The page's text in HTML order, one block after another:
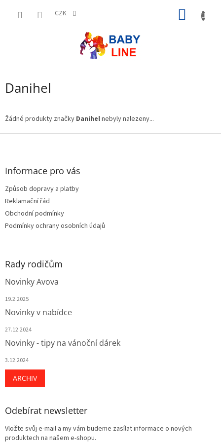
CZK
Danihel
Žádné produkty značky Danihelnebyly nalezeny...
Z
Informace pro vás
Způsob dopravy a platby
Reklamační řád
Obchodní podmínky
Podmínky ochrany osobních údajů
Rady rodičům
Novinky Avova
19.2.2025
Novinky v nabídce
27.12.2024
Novinky - tipy na vánoční dárek
3.12.2024
ARCHIV
Odebírat newsletter
Vložte svůj e-mail a my vám budeme zasílat informace o nových
produktech na našem e-shopu.